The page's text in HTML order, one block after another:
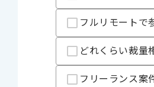
精算条件
有
精算基準時間
140時
支払いサイト
15日
フルリモートで
どれくらい裁量
フリーランス案